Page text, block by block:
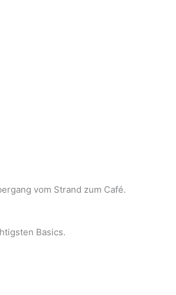
vom Strand zum Café.
Basics.